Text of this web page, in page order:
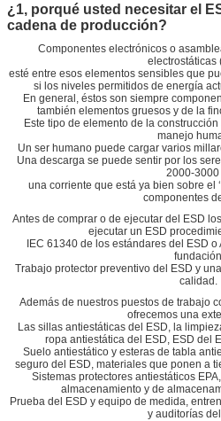
¿1, porqué usted necesitar el
cadena de producción?
Componentes electrónicos o
electrostáticas
esté entre esos elementos sensibles que
si los niveles permitidos de energía
En general, éstos son siempre
también elementos gruesos y de la
Este tipo de elemento de la
manejo
Un ser humano puede cargar varios
Una descarga se puede sentir por los
2000-3000
una corriente que está ya bien sobre el
componentes
Antes de comprar o de ejecutar del ESD
ejecutar un ESD
IEC 61340 de los estándares del ESD
fundación
Trabajo protector preventivo del ESD y
calidad.
Además de nuestros puestos de trabajo
ofrecemos una
Las sillas antiestáticas del ESD, la
ropa antiestática del ESD, ESD del
Suelo antiestático y esteras de tabla
seguro del ESD, materiales que ponen a
Sistemas protectores antiestáticos
almacenamiento y de
Prueba del ESD y equipo de medida,
y auditorías